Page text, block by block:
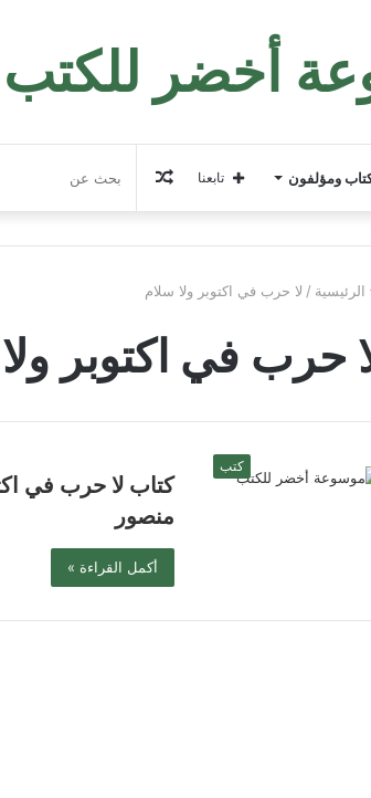
أخضر للكتب
ومؤلفون مقال
عشوائي
تابعنا
الرئيسية / لا حرب في اكتوبر ولا سلام
حرب في اكتوبر
كتب
كتاب لا حرب في
منصور
أكمل القراءة »